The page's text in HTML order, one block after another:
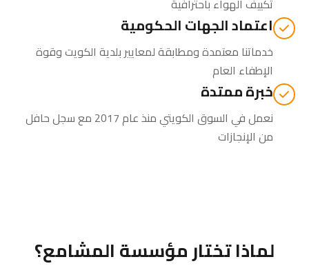
اعتماد الجهات الحكومية
خدماتنا معتمدة ومطابقة لمعايير بلدية الكويت وقوة
الإطفاء العام
خبرة ممتدة
نعمل في السوق الكويتي منذ عام 2017 مع سجل حافل
من الإنجازات
لماذا تختار مؤسسة المشامع؟